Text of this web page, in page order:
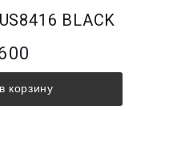
BLACK
корзину